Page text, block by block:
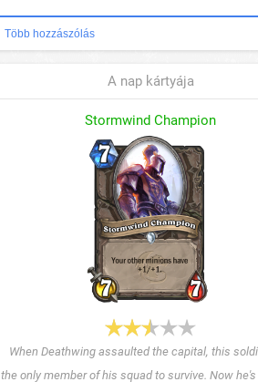
Több hozzászólás
A nap kártyája
Stormwind Champion
When Deathwing assaulted the capital, this
the only member of his squad to survive. Now